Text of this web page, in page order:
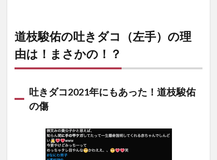
道枝駿佑の吐きダコ（左手）の理
由は！まさかの！？
吐きダコ2021年にもあった！道枝駿佑
の傷